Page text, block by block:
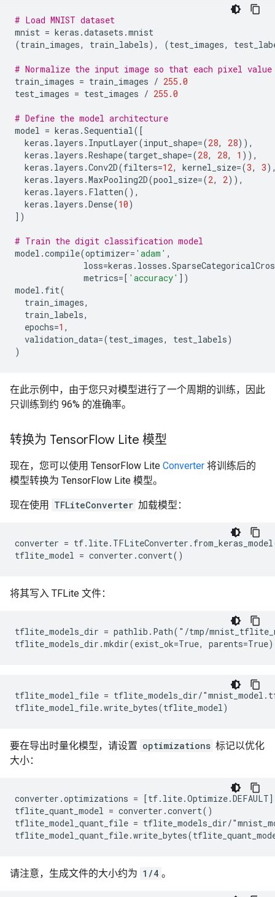
# Load MNIST dataset
mnist = keras .datasets .mnist
(train_images, train_labels), (test_images,
# Normalize the input image so that each pixel
train_images = train_images / 255.0
test_images = test_images / 255.0
# Define the model architecture
model = keras .Sequential([
keras . layers . InputLayer(input_shape=(28, 28)),
keras . layers .Reshape(target_shape=(28, 28, 1 )),
keras . layers .Conv2D(filters=12, kernel_size=(3, 3
keras . layers .MaxPooling2D(pool_size=(2, 2)),
keras . layers . Flatten(),
keras . layers .Dense(10)
])
# Train the digit classification model
model .compile(optimizer= 'adam' ,
loss=keras . losses .
metrics=[ 'accuracy' ])
model . fit(
train_images,
train_labels,
epochs=1 ,
validation_data=(test_images, test_labels)
)
在此示例中，由于您只对模型进行了一个周期的训练，因此
只训练到约 96% 的准确率。
转换为 TensorFlow Lite 模型
现在，您可以使用 TensorFlow Lite Converter 将训练后的
模型转换为 TensorFlow Lite 模型。
现在使用 TFLiteConverter 加载模型：
converter =
将其写入 TFLite 文件：
tflite_models_dir = pathlib.Path("/tmp/
tflite_model_file = tflite_models_dir/
要在导出时量化模型，请设置 optimizations 标记以优化
大小：
converter.optimizations = [tf.lite.Optimize.DEFAULT]
tflite_quant_model = converter.convert()
tflite_model_quant_file = tflite_models_dir/
请注意，生成文件的大小约为 1/4 。